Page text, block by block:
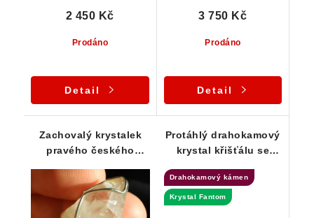
Prodáno
2 450 Kč
Detail
Prodáno
3 750 Kč
Detail
Zachovalý krystalek
pravého českého
Protáhlý drahokamový
krystal křišťálu se
Fantomem - ČR
Drahokamový kámen
Krystal Fantom